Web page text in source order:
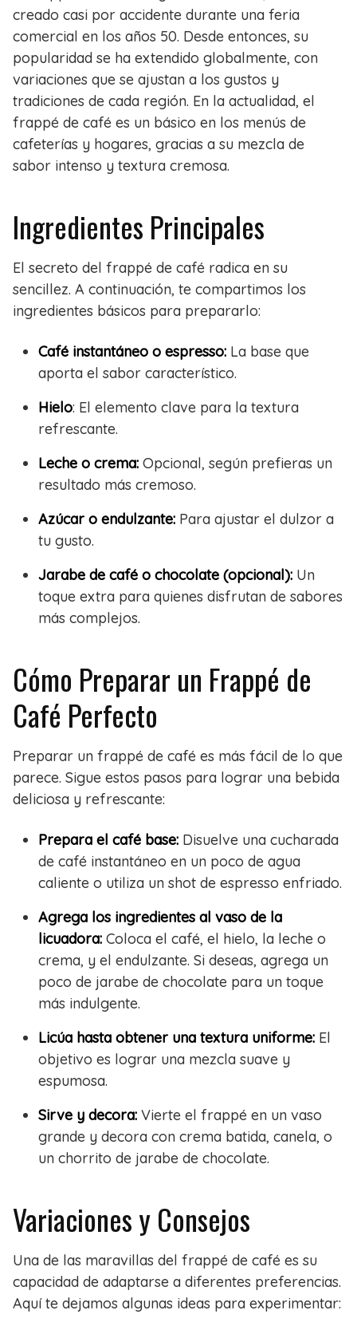
creado casi por accidente durante una feria
comercial en los años 50. Desde entonces, su
popularidad se ha extendido globalmente, con
variaciones que se ajustan a los gustos y
tradiciones de cada región. En la actualidad, el
frappé de café es un básico en los menús de
cafeterías y hogares, gracias a su mezcla de
sabor intenso y textura cremosa.
Ingredientes Principales
El secreto del frappé de café radica en su
sencillez. A continuación, te compartimos los
ingredientes básicos para prepararlo:
Café instantáneo o espresso: La base que
aporta el sabor característico.
Hielo: El elemento clave para la textura
refrescante.
Leche o crema: Opcional, según prefieras un
resultado más cremoso.
Azúcar o endulzante: Para ajustar el dulzor a
tu gusto.
Jarabe de café o chocolate (opcional): Un
toque extra para quienes disfrutan de sabores
más complejos.
Cómo Preparar un Frappé de
Café Perfecto
Preparar un frappé de café es más fácil de lo que
parece. Sigue estos pasos para lograr una bebida
deliciosa y refrescante:
Prepara el café base: Disuelve una cucharada
de café instantáneo en un poco de agua
caliente o utiliza un shot de espresso enfriado.
Agrega los ingredientes al vaso de la
licuadora: Coloca el café, el hielo, la leche o
crema, y el endulzante. Si deseas, agrega un
poco de jarabe de chocolate para un toque
más indulgente.
Licúa hasta obtener una textura uniforme: El
objetivo es lograr una mezcla suave y
espumosa.
Sirve y decora: Vierte el frappé en un vaso
grande y decora con crema batida, canela, o
un chorrito de jarabe de chocolate.
Variaciones y Consejos
Una de las maravillas del frappé de café es su
capacidad de adaptarse a diferentes preferencias.
Aquí te dejamos algunas ideas para experimentar: